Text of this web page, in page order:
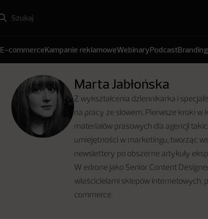
E-commerceKampanie reklamoweWebinaryPodcastBranding
Marta Jabłońska
Z wykształcenia dziennikarka i
na pracy ze słowem. Pierwsze kroki w
materiałów prasowych dla agencji
umiejętności w marketingu, tworząc
newslettery po obszerne artykuły
W edrone jako Senior Content
właścicielami sklepów internetowych,
commerce.